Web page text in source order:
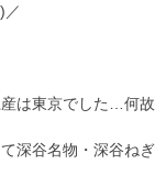
産は東京でした…何
深谷名物・深谷ね